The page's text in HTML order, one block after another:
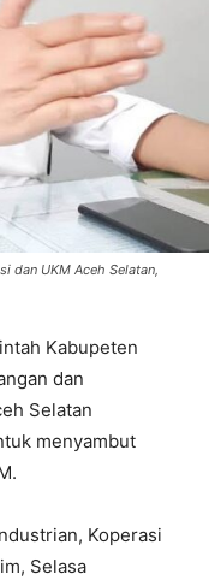
dan UKM Aceh Selatan,
Kabupeten
dan
Selatan
menyambut
Koperasi
Selasa